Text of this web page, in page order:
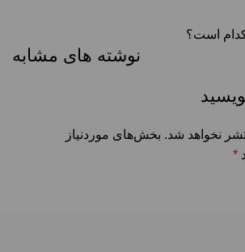
است؟
نوشته های مشابه
نخواهد شد. بخش‌های موردنیاز
*